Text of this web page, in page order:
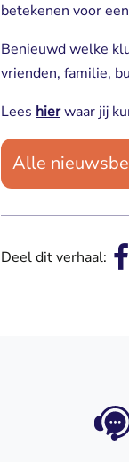
betekenen voor
Benieuwd welke
vrienden, familie,
Lees hierwaar jij
Alle
Deel dit verhaal: